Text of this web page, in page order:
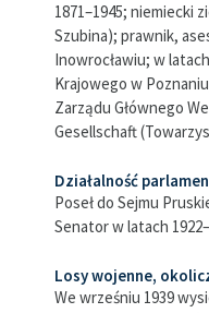
1871–1945; niemiecki
Szubina); prawnik,
Inowrocławiu; w
Krajowego w
Zarządu Głównego
Gesellschaft
Działalność
Poseł do Sejmu
Senator w latach
Losy wojenne,
We wrześniu 1939